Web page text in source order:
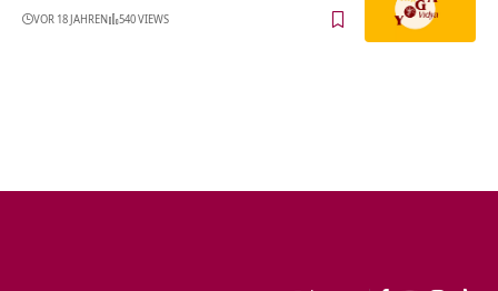
VOR 18 JAHREN 540 VIEWS